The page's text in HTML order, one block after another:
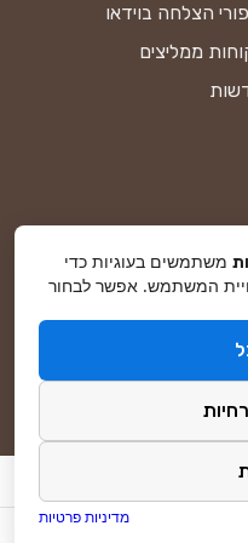
הצלחה בוידאו
ממליצים
DreamZone
משתמשים בעוגיות כדי
המשתמש. אפשר לבחור
מדיניות פרטיות
WordPress Answer